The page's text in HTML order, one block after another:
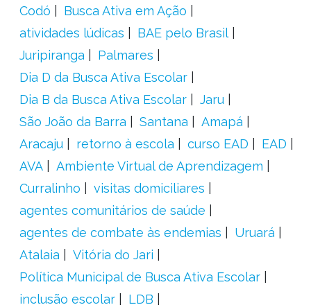
Codó
Busca Ativa em Ação
atividades lúdicas
BAE pelo Brasil
Juripiranga
Palmares
Dia D da Busca Ativa Escolar
Dia B da Busca Ativa Escolar
Jaru
São João da Barra
Santana
Amapá
Aracaju
retorno à escola curso EAD
EAD
AVA
Ambiente Virtual de Aprendizagem
Curralinho
visitas domiciliares
agentes comunitários de saúde
agentes de combate às endemias
Uruará
Atalaia
Vitória do Jari
Política Municipal de Busca Ativa Escolar
inclusão escolar
LDB